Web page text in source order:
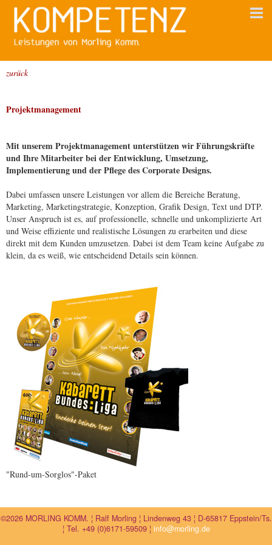
zurück
Projektmanagement
Mit unserem Projektmanagement unterstützen wir Führungskräfte
und Ihre Mitarbeiter bei der Entwicklung, Umsetzung,
Implementierung und der Pflege des Corporate Designs.
Dabei umfassen unsere Leistungen vor allem die Bereiche Beratung,
Marketing, Marketingstrategie, Konzeption, Grafik Design, Text und DTP.
Unser Anspruch ist es, auf professionelle, schnelle und unkomplizierte Art
und Weise effiziente und realistische Lösungen zu erarbeiten und diese
direkt mit dem Kunden umzusetzen. Dabei ist dem Team keine Aufgabe zu
klein, da es weiß, wie entscheidend Details sein können.
"Rund-um-Sorglos"-Paket
©2026 MORLING KOMM. ¦ Ralf Morling ¦ Lindenweg 43 ¦ D-65817 Eppstein/Ts.
¦ Tel. +49 (0)6171-59509 ¦ info@morling.de